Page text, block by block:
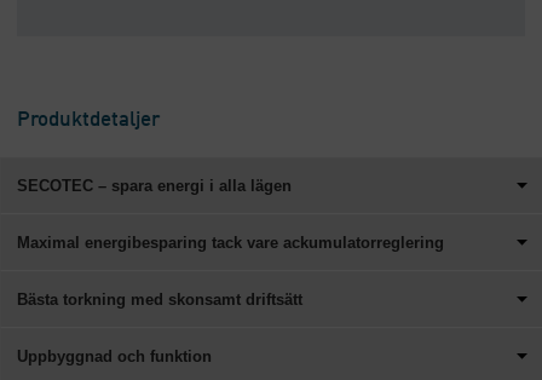
Produktdetaljer
SECOTEC – spara energi i alla lägen
Maximal energibesparing tack vare ackumulatorreglering
Bästa torkning med skonsamt driftsätt
Uppbyggnad och funktion